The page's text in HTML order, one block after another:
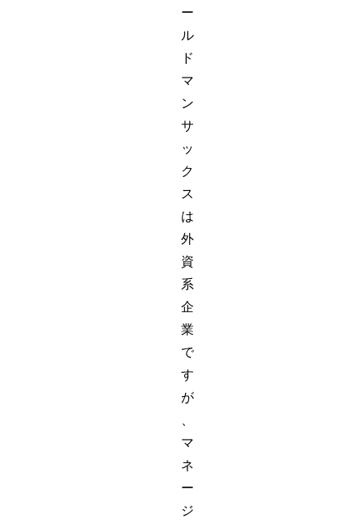
ー
ル
ド
マ
ン
サ
ッ
ク
ス
は
外
資
系
企
業
で
す
が
マ
ネ
ー
ジ